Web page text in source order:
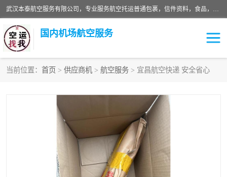
武汉本泰航空服务有限公司，专业服务航空托运普通包裹，信件资料，食品，服装，快消品等运输的专线空运，完善的网络服务确保为客户提供准确、*、安全的“门对门”服务，本着“诚信为本、精诚合作”的服务宗旨.“以安全运输为保障，以运价合理要求市场”的经营理念。武汉机场货运、武汉航空物流、武汉空运、武汉天河国际机场东方、南方、国际航空、机场空运业务覆盖国内二三线机场城市，如：武汉-敦煌、武汉-柳州等
国内机场航空服务
当前位置： 首页 > 供应商机 > 航空服务 > 宜昌航空快递 安全省心